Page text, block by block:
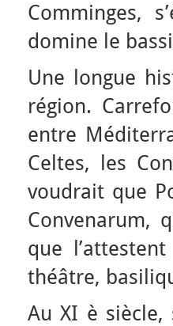
Comminges,
domine le
Une longue
région.
entre
Celtes, les
voudrait que
Convenarum,
que
théâtre,
Au XI è